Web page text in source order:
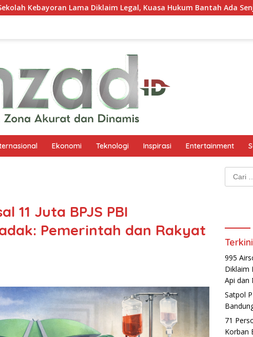
Diklaim Legal, Kuasa Hukum Bantah Ada Senjata Api dan Narkoba
Ekonomi Teknologi Inspirasi Entertainment
11 Juta BPJS PBI
Pemerintah dan Rakyat
Terkini
995
Diklaim
Api dan
Satpol
71
Korban